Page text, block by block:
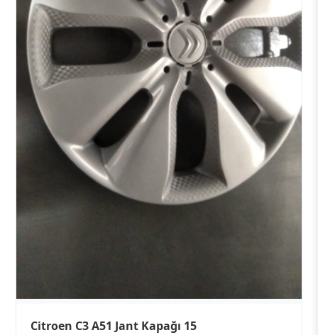
Citroen C3 A51 Jant Kapağı 15